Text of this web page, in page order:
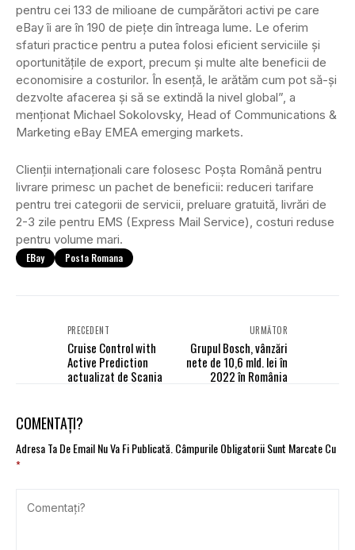
pentru cei 133 de milioane de cumpărători activi pe care
eBay îi are în 190 de piețe din întreaga lume. Le oferim
sfaturi practice pentru a putea folosi eficient serviciile și
oportunitățile de export, precum și multe alte beneficii de
economisire a costurilor. În esență, le arătăm cum pot să-și
dezvolte afacerea și să se extindă la nivel global”, a
menționat Michael Sokolovsky, Head of Communications &
Marketing eBay EMEA emerging markets.
Clienții internaționali care folosesc Poșta Română pentru
livrare primesc un pachet de beneficii: reduceri tarifare
pentru trei categorii de servicii, preluare gratuită, livrări de
2-3 zile pentru EMS (Express Mail Service), costuri reduse
pentru volume mari.
EBay Posta Romana
PRECEDENT
Cruise Control with
Active Prediction
actualizat de Scania
URMĂTOR
Grupul Bosch, vânzări
nete de 10,6 mld. lei în
2022 în România
COMENTAȚI?
Adresa Ta De Email Nu Va Fi Publicată. Câmpurile Obligatorii Sunt Marcate Cu
*